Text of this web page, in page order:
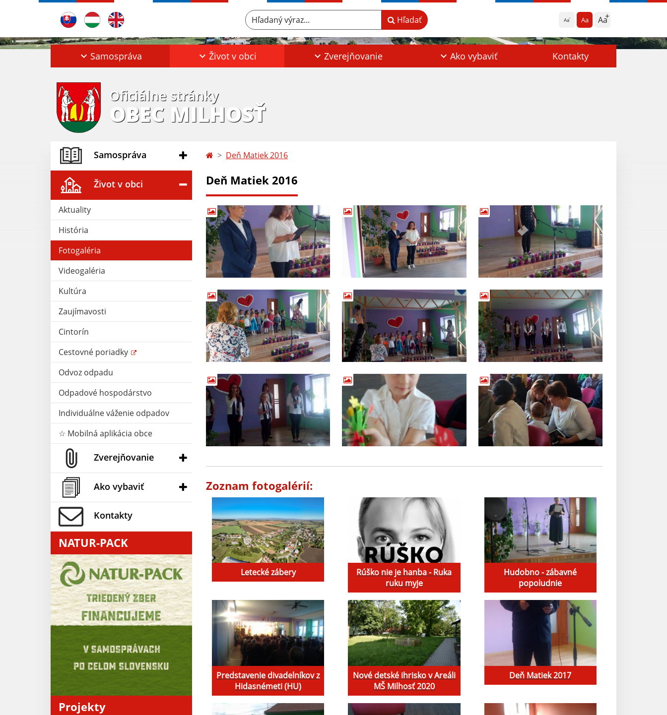
Aa Aa Aa
Hľadaný výraz... Hľadať
Samospráva Život v obci Zverejňovanie Ako vybaviť Kontakty
Oficiálne stránky
OBEC MILHOSŤ
Samospráva
Život v obci
Aktuality
História
Fotogaléria
Videogaléria
Kultúra
Zaujímavosti
Cintorín
Cestovné poriadky
Odvoz odpadu
Odpadové hospodárstvo
Individuálne váženie odpadov
☆ Mobilná aplikácia obce
Zverejňovanie
Ako vybaviť
Kontakty
NATUR-PACK
Projekty
Deň Matiek 2016
Deň Matiek 2016
Zoznam fotogalérií:
Letecké zábery
Rúško nie je hanba - Ruka
ruku myje
Hudobno - zábavné
popoludnie
Predstavenie divadelníkov z
Hidasnémeti (HU)
Nové detské ihrisko v Areáli
MŠ Milhosť 2020
Deň Matiek 2017